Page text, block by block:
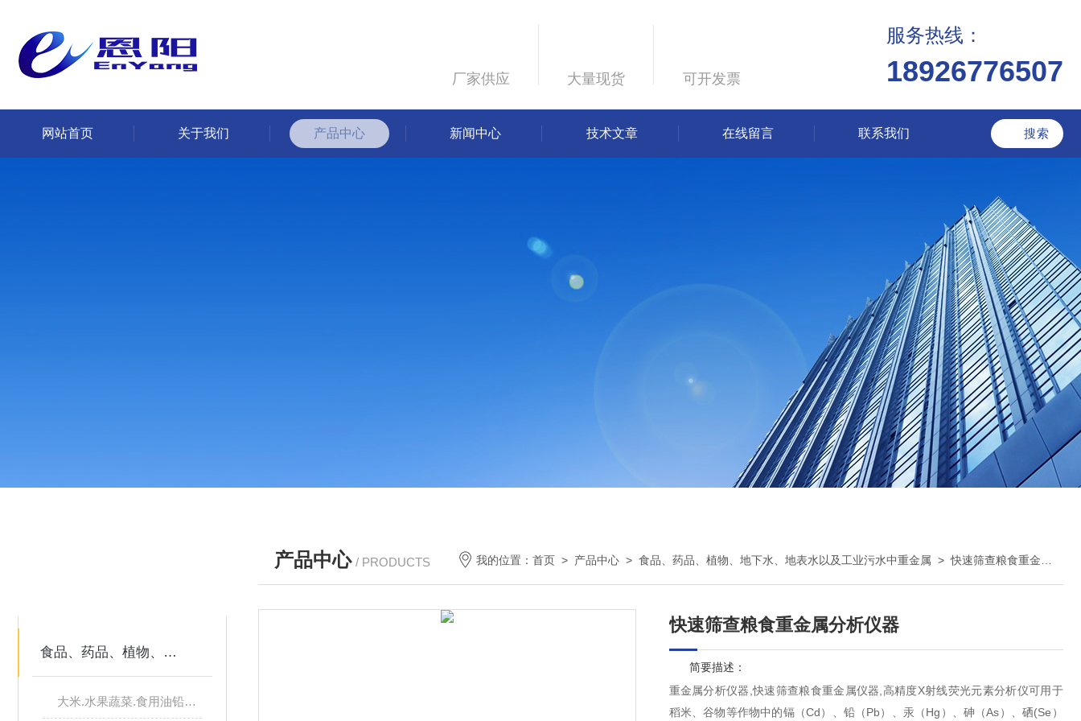
厂家供应 大量现货 可开发票
服务热线：
18926776507
网站首页 关于我们 产品中心 新闻中心 技术文章 在线留言 联系我们
食品、药品、植物、地下水、地表水以及工业污水中重金属
大米.水果蔬菜.食用油铅、砷、镍等重金属
产品中心 / PRODUCTS 我的位置：首页 > 产品中心 >食品、药品、植物、地下水、地表水以及工业污水中重金属 >快速筛查粮食重金属仪器
快速筛查粮食重金属分析仪器
简要描述：
重金属分析仪器,快速筛查粮食重金属仪器,高精度X射线荧光元素分析仪可用于
稻米、谷物等作物中的镉（Cd）、铅（Pb）、汞（Hg）、砷（As）、硒(Se）